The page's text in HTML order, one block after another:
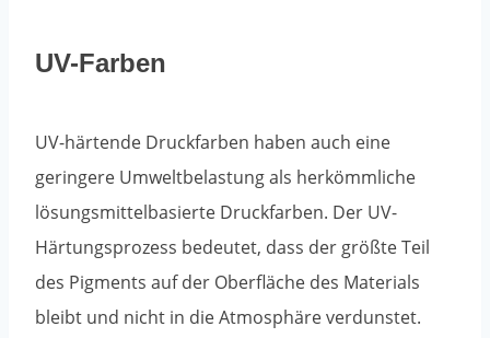
UV-Farben
UV-härtende Druckfarben haben auch eine
geringere Umweltbelastung als herkömmliche
lösungsmittelbasierte Druckfarben. Der UV-
Härtungsprozess bedeutet, dass der größte Teil
des Pigments auf der Oberfläche des Materials
bleibt und nicht in die Atmosphäre verdunstet.